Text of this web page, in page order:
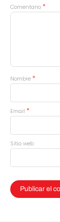
Comentario *
Nombre *
Email *
Sitio web